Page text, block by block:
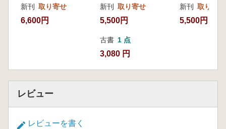
型式とコミュニケーションシステム〔山本
典幸〕/
土器型式属性の共有関係〔今福利恵〕/
土器型式の地域性〔山口逸弘〕/
搬入土器・異系統土器〔加納実〕/
広域編年と土器情報―隆起線紋土器―〔大
塚達朗〕
7 土器・文様の社会的意味 文様の割り付け
〔桜井準也〕/
土器文様発達史〔小杉康〕
新刊 取り寄せ
6,600円
新刊 取り寄せ
5,500円
古書 1 点
3,080 円
新刊 取り寄せ
5,500円
レビュー
レビューを書く